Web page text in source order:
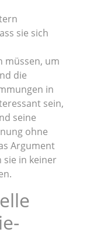
sie sich
müssen, um
die
in
sein,
seine
ohne
Argument
in keiner